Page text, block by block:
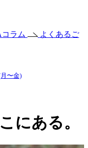
ラム
よくあるご
〜金)
にある。